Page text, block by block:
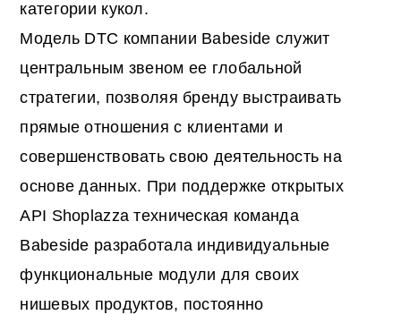
категории кукол.
Модель DTC компании Babeside служит
центральным звеном ее глобальной
стратегии, позволяя бренду выстраивать
прямые отношения с клиентами и
совершенствовать свою деятельность на
основе данных. При поддержке открытых
API Shoplazza техническая команда
Babeside разработала индивидуальные
функциональные модули для своих
нишевых продуктов, постоянно